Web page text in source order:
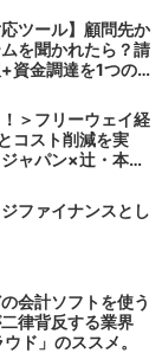
ツール】顧問先か
を聞かれたら？請
資金調達を1つの
＞フリーウェイ経
コスト削減を実
ャパン×辻・本郷
ファイナンスとし
会計ソフトを使う
律背反する業界
ド」のススメ。